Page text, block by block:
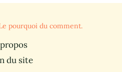
pourquoi du comment.
du site